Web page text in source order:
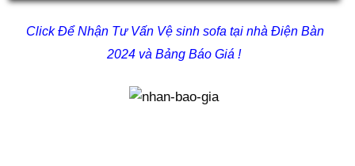
Click Để Nhận Tư Vấn Vệ sinh sofa tại nhà Điện Bàn
2024và Bảng Báo Giá !